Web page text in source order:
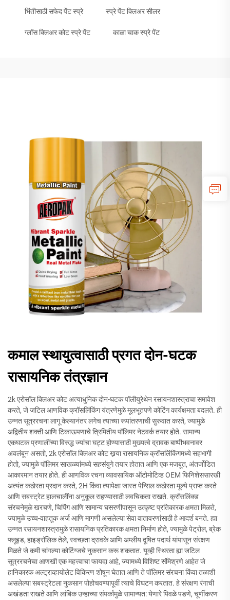
भिंतीसाठी सफेद पेंट स्प्रे स्प्रे पेंट क्लिअर सीलर
ग्लॉस क्लिअर कोट स्प्रे पेंट काळा चाक स्प्रे पेंट
कमाल स्थायुत्वासाठी प्रगत दोन-घटक
रासायनिक तंत्रज्ञान
2k एरोसॉल क्लिअर कोट अत्याधुनिक दोन-घटक पॉलीयुरेथेन रसायनशास्त्राचा समावेश
करते, जे जटिल आणविक क्रॉसलिंकिंग यंत्रणेमुळे मूलभूतपणे कोटिंग कार्यक्षमता बदलते. ही
उन्नत सूत्ररचना लागू केल्यानंतर लगेच त्याच्या रूपांतरणाची सुरुवात करते, ज्यामुळे
अद्वितीय शक्ती आणि टिकाऊपणाचे त्रिमितीय पॉलिमर नेटवर्क तयार होते. सामान्य
एकघटक प्रणालींच्या विरुद्ध ज्यांचा घट्ट होण्यासाठी मुख्यत्वे द्रावक बाष्पीभवनावर
अवलंबून असतो, 2k एरोसॉल क्लिअर कोट खर्‍या रासायनिक क्रॉसलिंकिंगमध्ये सहभागी
होतो, ज्यामुळे पॉलिमर साखळ्यांमध्ये सहसंयुगे तयार होतात आणि एक मजबूत, अंतर्जोडित
आकारमान तयार होते. ही आणविक रचना व्यावसायिक ऑटोमोटिव्ह OEM फिनिशेससारखी
अत्यंत कठोरता प्रदान करते, 2H किंवा त्यापेक्षा जास्त पेन्सिल कठोरता मूल्ये प्राप्त करते
आणि सबस्ट्रेट हालचालींना अनुकूल राहण्यासाठी लवचिकता राखते. क्रॉसलिंक्ड
संरचनेमुळे खरचणे, चिपिंग आणि सामान्य घसरणीपासून उत्कृष्ट प्रतिकारक क्षमता मिळते,
ज्यामुळे उच्च-वाहतूक अर्ज आणि मागणी असलेल्या सेवा वातावरणांसाठी हे आदर्श बनते. ह्या
उन्नत रसायनशास्त्रामुळे रासायनिक प्रतिकारक क्षमता निर्माण होते, ज्यामुळे पेट्रोल, ब्रेक
फ्लूइड, हाइड्रॉलिक तेले, स्वच्छता द्रावके आणि अम्लीय दूषित पदार्थ यांपासून संरक्षण
मिळते जे कमी चांगल्या कोटिंग्जचे नुकसान करू शकतात. यूव्ही स्थिरता ह्या जटिल
सूत्ररचनेचा आणखी एक महत्त्वाचा फायदा आहे, ज्यामध्ये विशिष्ट संमिश्रणे आहेत जे
हानिकारक अल्ट्राव्हायोलेट विकिरण शोषून घेतात आणि ते पॉलिमर संरचना किंवा तळाशी
असलेल्या सबस्ट्रेटला नुकसान पोहोचवण्यापूर्वी त्याचे विघटन करतात. हे संरक्षण रंगाची
अखंडता राखते आणि लांबिक उन्हाच्या संपर्कामुळे सामान्यत: येणारे पिवळे पडणे, चूर्णीकरण